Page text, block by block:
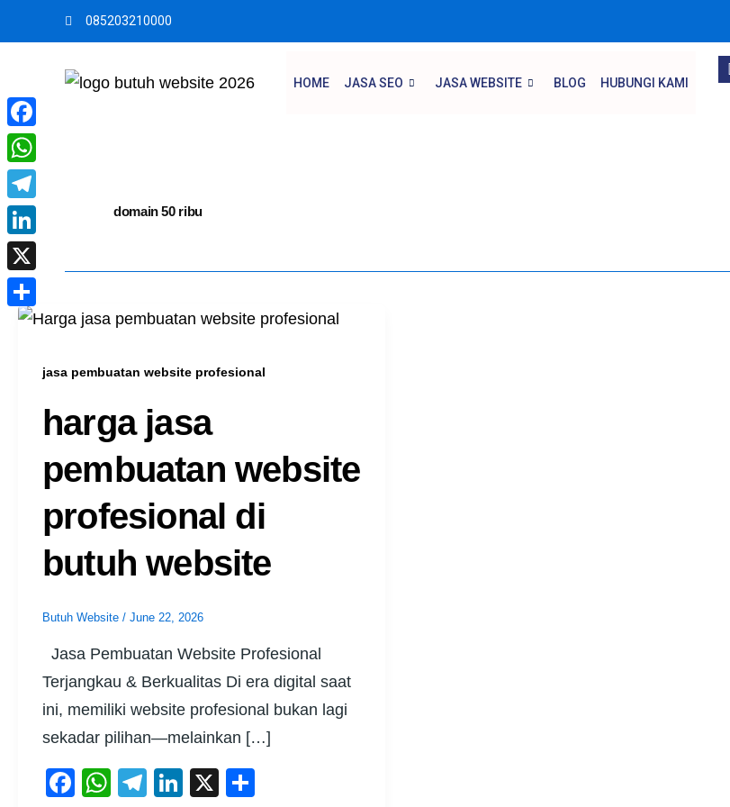
to
085203210000
HOME JASA SEO JASA WEBSITE BLOG HUBUNGI KAMI
domain 50 ribu
jasa pembuatan website profesional
harga jasa
pembuatan website
profesional di
butuh website
Butuh Website / June 22, 2026
Jasa Pembuatan Website Profesional
Terjangkau & Berkualitas Di era digital saat
ini, memiliki website profesional bukan lagi
sekadar pilihan—melainkan […]
F
W
T
Li
X
Facebook
WhatsApp
Telegram
LinkedIn
X
Share